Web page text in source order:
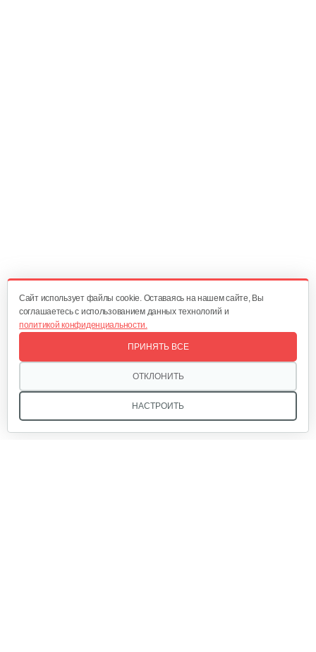
Cайт использует файлы cookie. Оставаясь на нашем сайте, Вы
соглашаетесь с использованием данных технологий и
политикой конфиденциальности.
НАСТРОИТЬ
ОТКЛОНИТЬ
ПРИНЯТЬ ВСЕ